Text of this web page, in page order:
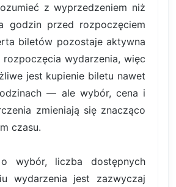
z wyprzedzeniem niż
godzin przed rozpoczęciem
biletów pozostaje aktywna
wydarzenia, więc
jest kupienie biletu nawet
— ale wybór, cena i
zmieniają się znacząco
czasu.
wybór, liczba dostępnych
wydarzenia jest zazwyczaj